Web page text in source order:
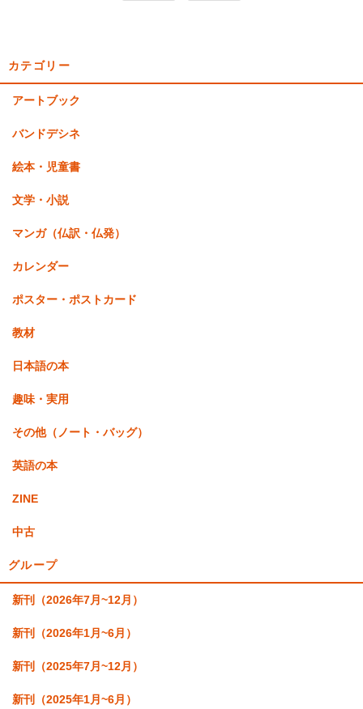
カテゴリー
アートブック
バンドデシネ
絵本・児童書
文学・小説
マンガ（仏訳・仏発）
カレンダー
ポスター・ポストカード
教材
日本語の本
趣味・実用
その他（ノート・バッグ）
英語の本
ZINE
中古
グループ
新刊（2026年7月~12月）
新刊（2026年1月~6月）
新刊（2025年7月~12月）
新刊（2025年1月~6月）